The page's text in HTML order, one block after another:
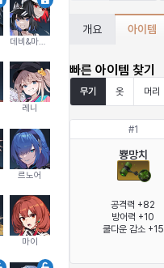
레니
르노어
마이
개요 아이템
빠른 아이템 찾기
무기 옷 머리
#1
뿅망치
공격력 +82
방어력 +10
쿨다운 감소 +15